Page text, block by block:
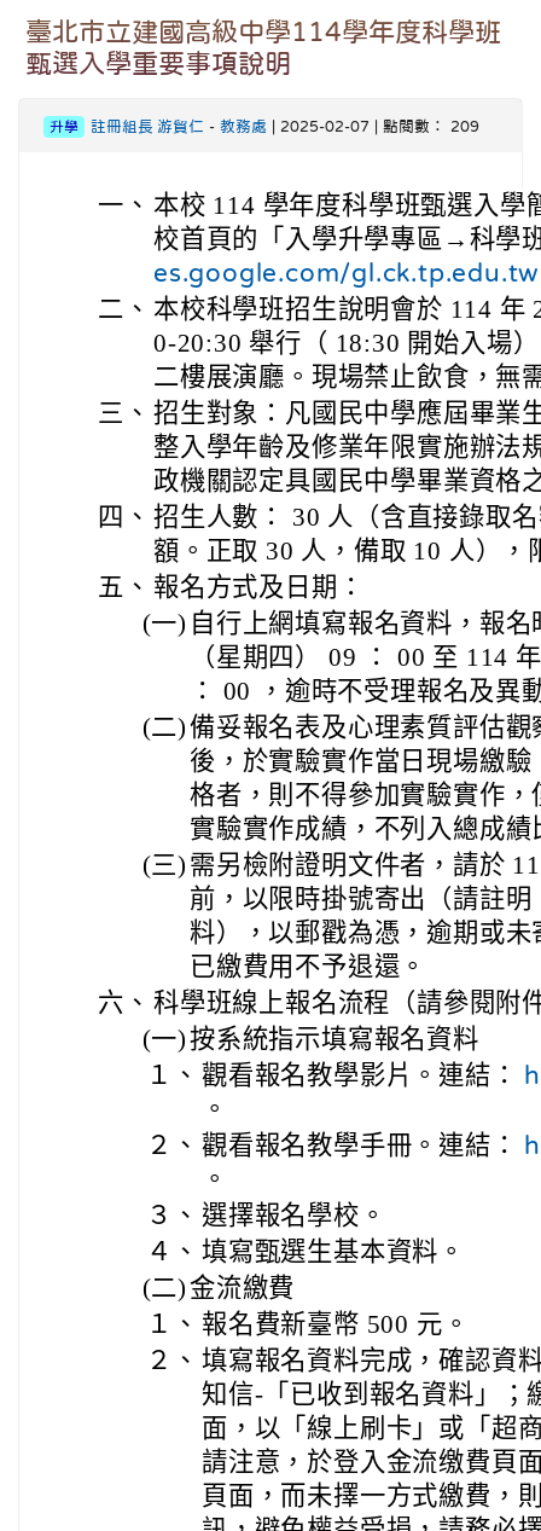
臺北市立建國高級中學114學年度科學班
甄選入學重要事項說明
升學 註冊組長 游貿仁 - 教務處 | 2025-02-07 | 點閱數： 209
一、 本校 114 學年度科學班甄選入學
校首頁的「入學升學專區→科學
es.google.com/
二、 本校科學班招生說明會於 114 年
0-20:30 舉行（ 18:30 開始入場
二樓展演廳。現場禁止飲食，無
三、 招生對象：凡國民中學應屆畢業
整入學年齡及修業年限實施辦法
政機關認定具國民中學畢業資格
四、 招生人數： 30 人（含直接錄取
額。正取 30 人，備取 10 人），
五、 報名方式及日期：
(一) 自行上網填寫報名資料，報
（星期四） 09 ： 00 至 114
： 00 ，逾時不受理報名及異
(二)備妥報名表及心理素質評估
後，於實驗實作當日現場繳
格者，則不得參加實驗實作
實驗實作成績，不列入總成績
(三) 需另檢附證明文件者，請於
前，以限時掛號寄出（請註
料），以郵戳為憑，逾期或
已繳費用不予退還。
六、 科學班線上報名流程（請參閱附
(一)按系統指示填寫報名資料
１、 觀看報名教學影片。連結：
。
２、 觀看報名教學手冊。連結：
。
３、 選擇報名學校。
４、 填寫甄選生基本資料。
(二)金流繳費
１、 報名費新臺幣 500 元。
２、 填寫報名資料完成，確認資
知信-「已收到報名資料」；
面，以「線上刷卡」或「超
請注意，於登入金流缴費頁
頁面，而未擇一方式繳費，